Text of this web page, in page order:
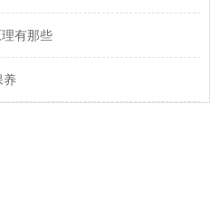
有那些
养